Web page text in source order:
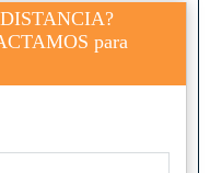
DISTANCIA?
para